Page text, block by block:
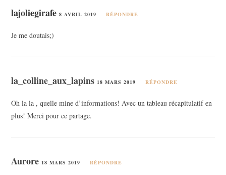
lajoliegirafe 8 AVRIL 2019 RÉPONDRE
Je me doutais;)
la_colline_aux_lapins 18 MARS 2019 RÉPONDRE
Oh la la , quelle mine d’informations! Avec un tableau récapitulatif en
plus! Merci pour ce partage.
Aurore 18 MARS 2019 RÉPONDRE